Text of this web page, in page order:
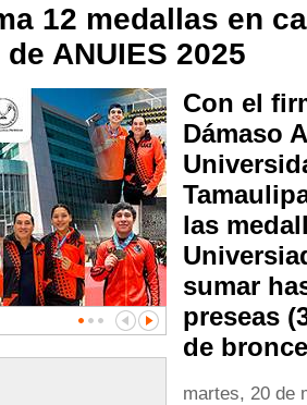
12 medallas en
ANUIES 2025
Con el
Dámaso
las
sumar
preseas
de
martes, 20 de